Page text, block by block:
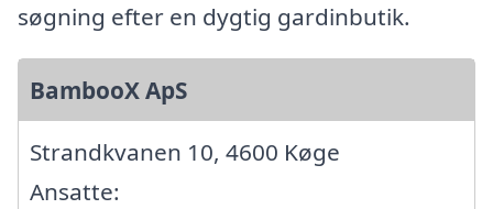
søgning efter en dygtig gardinbutik.
BambooX ApS
Strandkvanen 10, 4600 Køge
Ansatte: